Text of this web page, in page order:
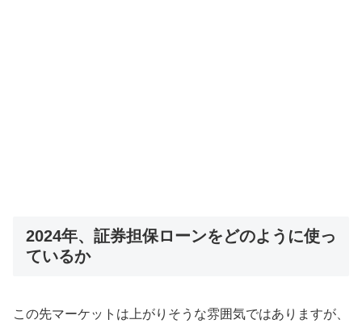
2024年、証券担保ローンをどのように使っ
ているか
この先マーケットは上がりそうな雰囲気ではありますが、